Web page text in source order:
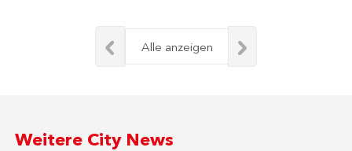
Alle anzeigen
Weitere City News